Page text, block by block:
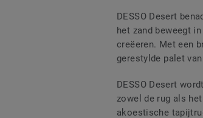
DESSO Desert
het zand beweegt
creëeren. Met een
gerestylde palet
DESSO Desert
zowel de rug als
akoestische